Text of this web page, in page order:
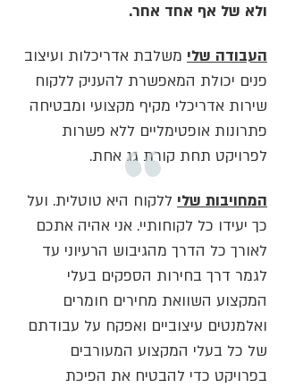
ולא של אף אחד אחר.
העבודה שלי משלבת אדריכלות ועיצוב
פנים יכולת המאפשרת להעניק ללקוח
שירות אדריכלי מקיף מקצועי ומבטיחה
פתרונות אופטימליים ללא פשרות
לפרויקט תחת קורת גג אחת.
המחויבות שלי ללקוח היא טוטלית. ועל
כך יעידו כל לקוחותיי. אני אהיה אתכם
לאורך כל הדרך מהגיבוש הרעיוני עד
לגמר דרך בחירות הספקים בעלי
המקצוע השוואת מחירים חומרים
ואלמנטים עיצוביים ואפקח על עבודתם
של כל בעלי המקצוע המעורבים
בפרויקט כדי להבטיח את הפיכת